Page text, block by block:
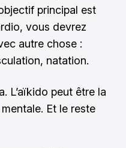
principal est
vous devrez
autre chose :
natation.
L’aïkido peut être la
Et le reste